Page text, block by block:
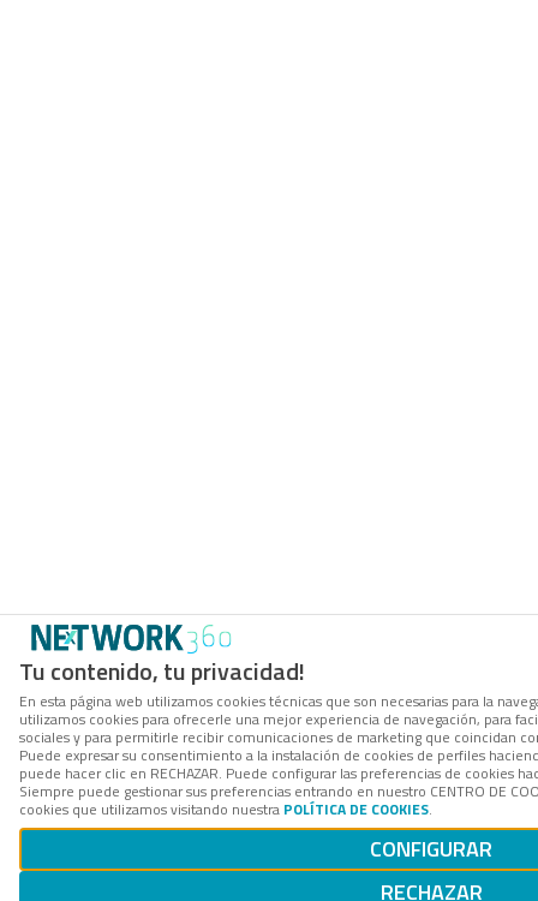
Tu contenido, tu privacidad!
En esta página web utilizamos cookies técnicas que son necesarias para la
utilizamos cookies para ofrecerle una mejor experiencia de navegación, para
sociales y para permitirle recibir comunicaciones de marketing que coincidan
Puede expresar su consentimiento a la instalación de cookies de perfiles
puede hacer clic en RECHAZAR. Puede configurar las preferencias de cookies
Siempre puede gestionar sus preferencias entrando en nuestro CENTRO DE
cookies que utilizamos visitando nuestra POLÍTICA DE COOKIES.
CONFIGURAR
RECHAZAR